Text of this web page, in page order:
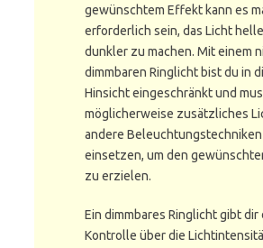
gewünschtem Effekt kann es
erforderlich sein, das Licht
dunkler zu machen. Mit einem
dimmbaren Ringlicht bist du in
Hinsicht eingeschränkt und
möglicherweise zusätzliches
andere Beleuchtungstechniken
einsetzen, um den
zu erzielen.
Ein dimmbares Ringlicht gibt dir
Kontrolle über die